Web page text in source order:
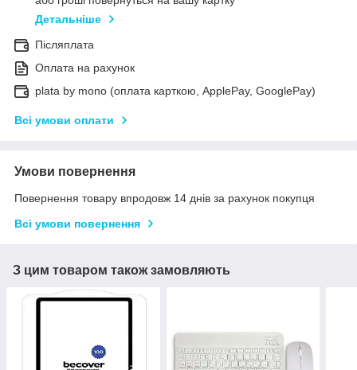
Детальніше
Післяплата
Оплата на рахунок
plata by mono (оплата карткою, ApplePay, GooglePay)
Всі умови оплати
Умови повернення
Повернення товару впродовж 14 днів за рахунок покупця
Всі умови повернення
З цим товаром також замовляють